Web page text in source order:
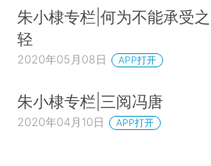
朱小棣专栏|何为不能承受之
轻
2020年05月08日 APP打开
朱小棣专栏|三阅冯唐
2020年04月10日 APP打开